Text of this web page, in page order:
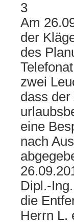
3
Am
der
des
zwei
dass
eine
nach
Dipl.-
die
Herrn L.